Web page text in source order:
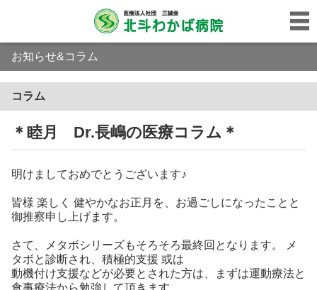
お知らせ&コラム
コラム
＊睦月 Dr.長嶋の医療コラム＊
明けましておめでとうございます♪
皆様 楽しく 健やかなお正月を、お過ごしになったことと
御推察申し上げます。
さて、メタボシリーズもそろそろ最終回となります。 メ
タボと診断され、積極的支援 或は
動機付け支援などが必要とされた方は、まずは運動療法と
食事療法から勉強して頂きます。